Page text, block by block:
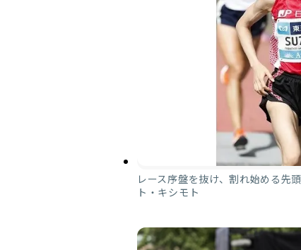
レース序盤を抜け、割れ始める先
ト・キシモト